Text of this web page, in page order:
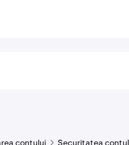
contului
Securitatea